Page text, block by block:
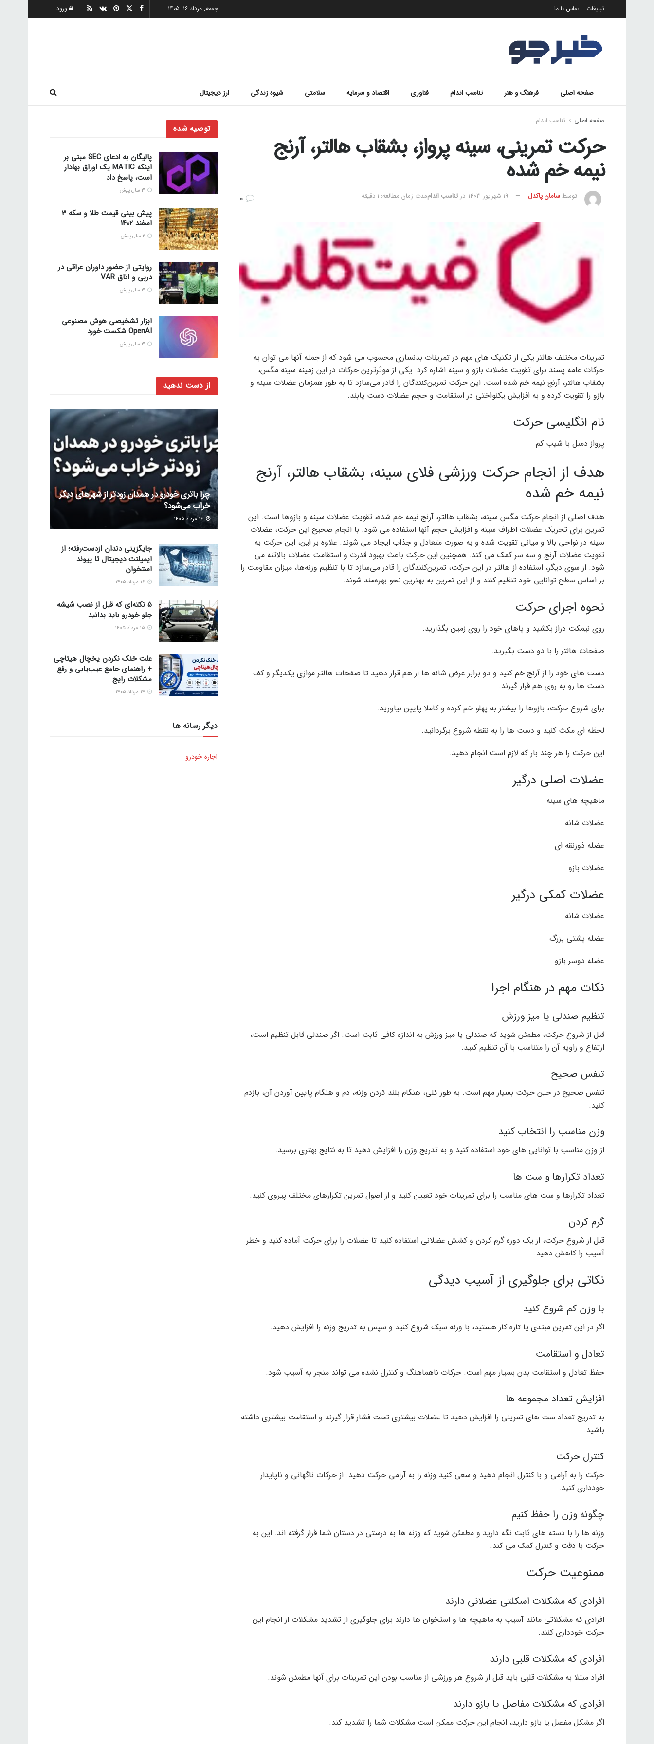
تبلیغات تماس با ما جمعه, مرداد ۱۶, ۱۴۰۵ ورود
صفحه اصلی فرهنگ و هنر تناسب اندام فناوری اقتصاد و سرمایه سلامتی شیوه زندگی ارز دیجیتال
صفحه اصلی تناسب اندام
حرکت تمرینی، سینه پرواز، بشقاب هالتر، آرنج
نیمه خم شده
توسطسامان پاکدل ۱۹ شهریور ۱۴۰۳ در تناسب انداممدت زمان مطالعه: 1 دقیقه
تمرینات مختلف هالتر یکی از تکنیک های مهم در تمرینات بدنسازی محسوب می شود که از جمله آنها می توان به
حرکات عامه پسند برای تقویت عضلات بازو و سینه اشاره کرد. یکی از موثرترین حرکات در این زمینه سینه مگس،
بشقاب هالتر، آرنج نیمه خم شده است. این حرکت تمرین‌کنندگان را قادر می‌سازد تا به طور همزمان عضلات سینه و
بازو را تقویت کرده و به افزایش یکنواختی در استقامت و حجم عضلات دست یابند.
نام انگلیسی حرکت
پرواز دمبل با شیب کم
هدف از انجام حرکت ورزشی فلای سینه، بشقاب هالتر، آرنج
نیمه خم شده
هدف اصلی از انجام حرکت مگس سینه، بشقاب هالتر، آرنج نیمه خم شده، تقویت عضلات سینه و بازوها است. این
تمرین برای تحریک عضلات اطراف سینه و افزایش حجم آنها استفاده می شود. با انجام صحیح این حرکت، عضلات
سینه در نواحی بالا و میانی تقویت شده و به صورت متعادل و جذاب ایجاد می شوند. علاوه بر این، این حرکت به
تقویت عضلات آرنج و سه سر کمک می کند. همچنین این حرکت باعث بهبود قدرت و استقامت عضلات بالاتنه می
شود. از سوی دیگر، استفاده از هالتر در این حرکت، تمرین‌کنندگان را قادر می‌سازد تا با تنظیم وزنه‌ها، میزان مقاومت را
بر اساس سطح توانایی خود تنظیم کنند و از این تمرین به بهترین نحو بهره‌مند شوند.
نحوه اجرای حرکت
روی نیمکت دراز بکشید و پاهای خود را روی زمین بگذارید.
صفحات هالتر را با دو دست بگیرید.
دست های خود را از آرنج خم کنید و دو برابر عرض شانه ها از هم قرار دهید تا صفحات هالتر موازی یکدیگر و کف
دست ها رو به روی هم قرار گیرند.
برای شروع حرکت، بازوها را بیشتر به پهلو خم کرده و کاملا پایین بیاورید.
لحظه ای مکث کنید و دست ها را به نقطه شروع برگردانید.
این حرکت را هر چند بار که لازم است انجام دهید.
عضلات اصلی درگیر
ماهیچه های سینه
عضلات شانه
عضله ذوزنقه ای
عضلات بازو
عضلات کمکی درگیر
عضلات شانه
عضله پشتی بزرگ
عضله دوسر بازو
نکات مهم در هنگام اجرا
تنظیم صندلی یا میز ورزش
قبل از شروع حرکت، مطمئن شوید که صندلی یا میز ورزش به اندازه کافی ثابت است. اگر صندلی قابل تنظیم است،
ارتفاع و زاویه آن را متناسب با آن تنظیم کنید.
تنفس صحیح
تنفس صحیح در حین حرکت بسیار مهم است. به طور کلی، هنگام بلند کردن وزنه، دم و هنگام پایین آوردن آن، بازدم
کنید.
وزن مناسب را انتخاب کنید
از وزن مناسب با توانایی های خود استفاده کنید و به تدریج وزن را افزایش دهید تا به نتایج بهتری برسید.
تعداد تکرارها و ست ها
تعداد تکرارها و ست های مناسب را برای تمرینات خود تعیین کنید و از اصول تمرین تکرارهای مختلف پیروی کنید.
گرم کردن
قبل از شروع حرکت، از یک دوره گرم کردن و کشش عضلانی استفاده کنید تا عضلات را برای حرکت آماده کنید و خطر
آسیب را کاهش دهید.
نکاتی برای جلوگیری از آسیب دیدگی
با وزن کم شروع کنید
اگر در این تمرین مبتدی یا تازه کار هستید، با وزنه سبک شروع کنید و سپس به تدریج وزنه را افزایش دهید.
تعادل و استقامت
حفظ تعادل و استقامت بدن بسیار مهم است. حرکات ناهماهنگ و کنترل نشده می تواند منجر به آسیب شود.
افزایش تعداد مجموعه ها
به تدریج تعداد ست های تمرینی را افزایش دهید تا عضلات بیشتری تحت فشار قرار گیرند و استقامت بیشتری داشته
باشید.
کنترل حرکت
حرکت را به آرامی و با کنترل انجام دهید و سعی کنید وزنه را به آرامی حرکت دهید. از حرکات ناگهانی و ناپایدار
خودداری کنید.
چگونه وزن را حفظ کنیم
وزنه ها را با دسته های ثابت نگه دارید و مطمئن شوید که وزنه ها به درستی در دستان شما قرار گرفته اند. این به
حرکت با دقت و کنترل کمک می کند.
ممنوعیت حرکت
افرادی که مشکلات اسکلتی عضلانی دارند
افرادی که مشکلاتی مانند آسیب به ماهیچه ها و استخوان ها دارند برای جلوگیری از تشدید مشکلات از انجام این
حرکت خودداری کنند.
افرادی که مشکلات قلبی دارند
افراد مبتلا به مشکلات قلبی باید قبل از شروع هر ورزشی از مناسب بودن این تمرینات برای آنها مطمئن شوند.
افرادی که مشکلات مفاصل یا بازو دارند
اگر مشکل مفصل یا بازو دارید، انجام این حرکت ممکن است مشکلات شما را تشدید کند.
توصیه شده
پالیگان به ادعای SEC مبنی بر
اینکه MATIC یک اوراق بهادار
است، پاسخ داد
پیش‌ بینی قیمت طلا و سکه 3
اسفند 1402
روایتی از حضور داوران عراقی در
دربی و اتاق VAR
ابزار تشخیصی هوش مصنوعی
OpenAI شکست خورد
از دست ندهید
چرا باتری خودرو در همدان زودتر از شهرهای دیگر
خراب می‌شود؟
جایگزینی دندان ازدست‌رفته؛ از
ایمپلنت دیجیتال تا پیوند
استخوان
5 نکته‌ای که قبل از نصب شیشه
جلو خودرو باید بدانید
علت خنک نکردن یخچال هیتاچی
+ راهنمای جامع عیب‌یابی و رفع
مشکلات رایج
دیگر رسانه ها
اجاره خودرو